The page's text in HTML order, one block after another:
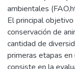
ambientales
El principal
conservación de
cantidad de
primeras etapas en